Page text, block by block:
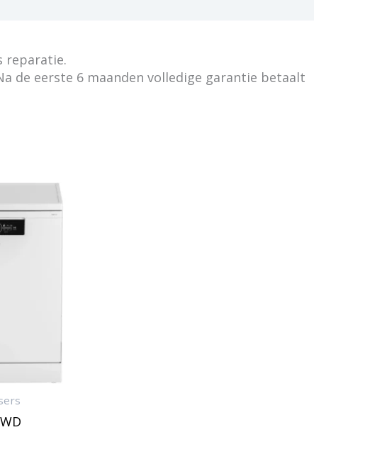
reparatie.
de eerste 6 maanden volledige garantie betaalt